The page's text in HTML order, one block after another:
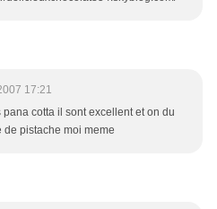
17:21
cotta il sont excellent et on du
de pistache moi meme